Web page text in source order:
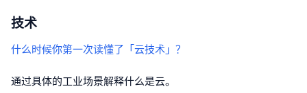
技术
什么时候你第一次读懂了「云技术」？
通过具体的工业场景解释什么是云。